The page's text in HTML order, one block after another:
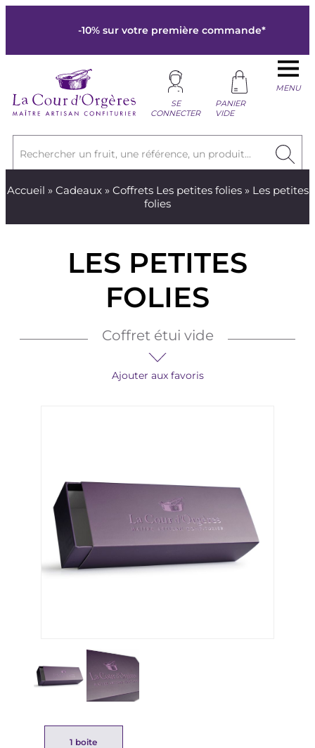
-10% sur votre première commande*
Rechercher un fruit, une référence, un produit...
SE
CONNECTER
PANIER
VIDE
MENU
Accueil » Cadeaux» Coffrets Les petites folies» Les petites
folies
LES PETITES
FOLIES
Coffret étui vide
Ajouter aux favoris
1 boite